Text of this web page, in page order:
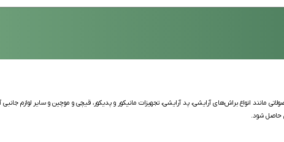
مانند انواع براش‌های آرایشی، پد آرایشی، تجهیزات مانیکور و پدیکور، قیچی و موچین و سایر لوازم
حاصل شود.